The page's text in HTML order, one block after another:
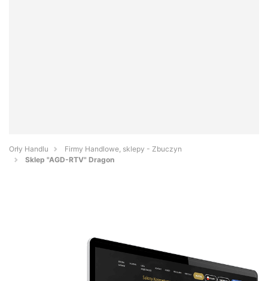
Orły Handlu
Firmy Handlowe, sklepy - Zbuczyn
Sklep "AGD-RTV" Dragon